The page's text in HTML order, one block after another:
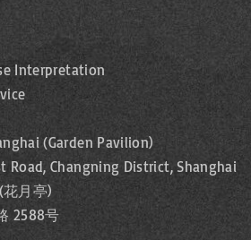
Interpretation
(Garden Pavilion)
Road, Changning District, Shanghai
月亭)
2588号